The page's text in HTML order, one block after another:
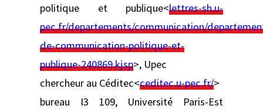
politique et publique<lettres-sh.u-
pec.fr/departements/communication/
de-communication-politique-et-
publique-240869.kjsp>, Upec
chercheur au Céditec<ceditec.u-pec.fr/>
bureau I3 109, Université Paris-Est